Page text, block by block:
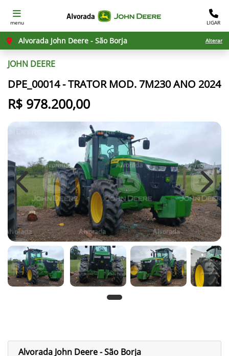
menu LIGAR
Alvorada John Deere - São Borja Alterar
JOHN DEERE
DPE_00014 - TRATOR MOD. 7M230 ANO 2024
R$ 978.200,00
Previous Next
Alvorada John Deere - São Borja